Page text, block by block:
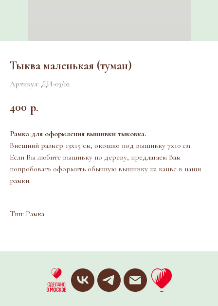
Тыква маленькая (туман)
Артикул: ДИ-03/02
400 р.
Рамка для оформления вышивки тыковка.
Внешний размер 13х15 см, окошко под вышивку 7х10 см.
Если Вы любите вышивку по дереву, предлагаем Вам
попробовать оформить обычную вышивку на канве в наши
рамки.
Тип: Рамка